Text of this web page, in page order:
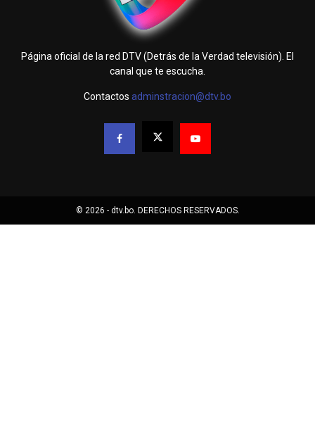
Página oficial de la red DTV (Detrás de la Verdad televisión). El
canal que te escucha.
Contactos adminstracion@dtv.bo
© 2026 - dtv.bo. DERECHOS RESERVADOS.